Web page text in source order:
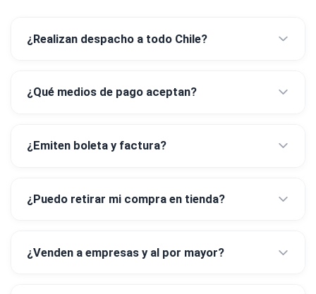
¿Realizan despacho a todo Chile?
¿Qué medios de pago aceptan?
¿Emiten boleta y factura?
¿Puedo retirar mi compra en tienda?
¿Venden a empresas y al por mayor?